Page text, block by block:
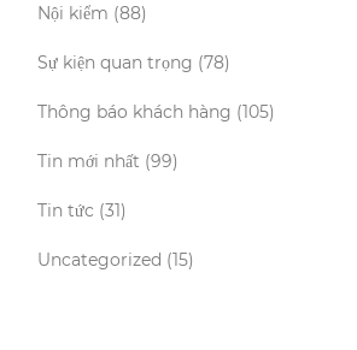
Nội kiểm (88)
Sự kiện quan trọng (78)
Thông báo khách hàng (105)
Tin mới nhất (99)
Tin tức (31)
Uncategorized (15)